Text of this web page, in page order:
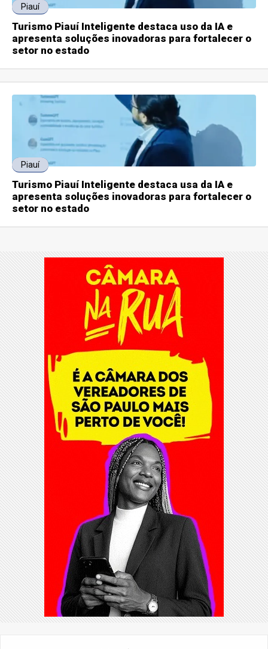
Piauí
Turismo Piauí Inteligente destaca uso da IA e
apresenta soluções inovadoras para fortalecer o
setor no estado
Piauí
Turismo Piauí Inteligente destaca usa da IA e
apresenta soluções inovadoras para fortalecer o
setor no estado